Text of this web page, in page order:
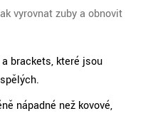
vyrovnat zuby a obnovit
brackets, které jsou
nápadné než kovové,